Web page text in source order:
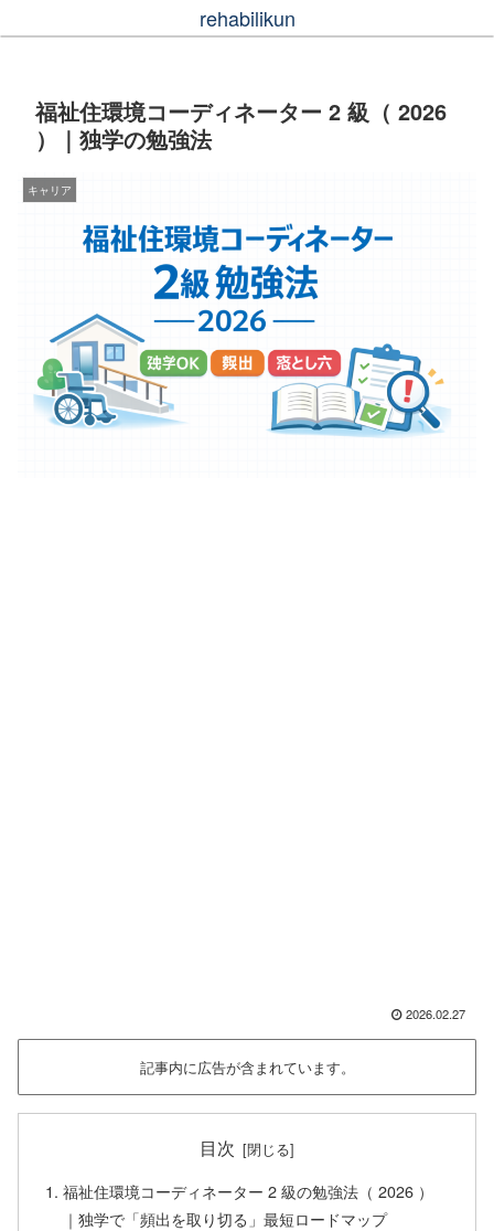
rehabilikun
福祉住環境コーディネーター 2 級（ 2026
）｜独学の勉強法
キャリア
2026.02.27
記事内に広告が含まれています。
目次
福祉住環境コーディネーター 2 級の勉強法（ 2026 ）
｜独学で「頻出を取り切る」最短ロードマップ